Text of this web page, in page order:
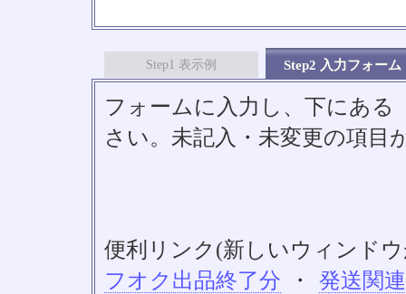
Step1 表示例 Step2 入力フォーム
フォームに入力し、下にあ
さい。未記入・未変更の項目
便利リンク(新しいウィンド
フオク出品終了分
・ 発送関